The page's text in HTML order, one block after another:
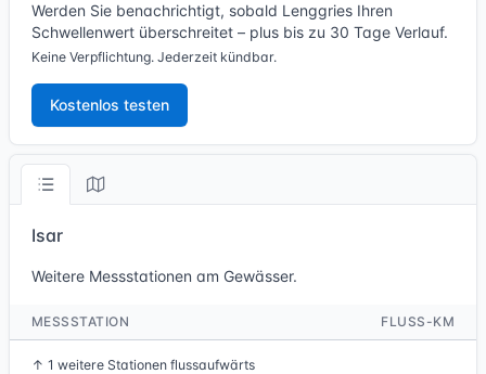
Werden Sie benachrichtigt, sobald Lenggries Ihren
Schwellenwert überschreitet – plus bis zu 30 Tage Verlauf.
Keine Verpflichtung. Jederzeit kündbar.
Kostenlos testen
Isar
Weitere Messstationen am Gewässer.
MESSSTATION FLUSS-KM
↑ 1 weitere Stationen flussaufwärts